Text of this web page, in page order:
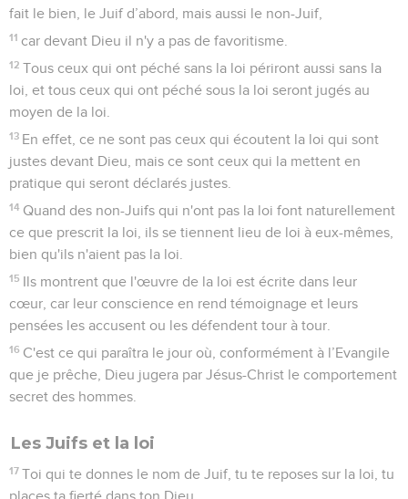
fait le bien, le Juif d’abord, mais aussi le non-Juif,
11 car devant Dieu il n'y a pas de favoritisme.
12 Tous ceux qui ont péché sans la loi périront aussi sans la
loi, et tous ceux qui ont péché sous la loi seront jugés au
moyen de la loi.
13 En effet, ce ne sont pas ceux qui écoutent la loi qui sont
justes devant Dieu, mais ce sont ceux qui la mettent en
pratique qui seront déclarés justes.
14 Quand des non-Juifs qui n'ont pas la loi font naturellement
ce que prescrit la loi, ils se tiennent lieu de loi à eux-mêmes,
bien qu'ils n'aient pas la loi.
15 Ils montrent que l'œuvre de la loi est écrite dans leur
cœur, car leur conscience en rend témoignage et leurs
pensées les accusent ou les défendent tour à tour.
16 C'est ce qui paraîtra le jour où, conformément à l’Evangile
que je prêche, Dieu jugera par Jésus-Christ le comportement
secret des hommes.
Les Juifs et la loi
17 Toi qui te donnes le nom de Juif, tu te reposes sur la loi, tu
places ta fierté dans ton Dieu,